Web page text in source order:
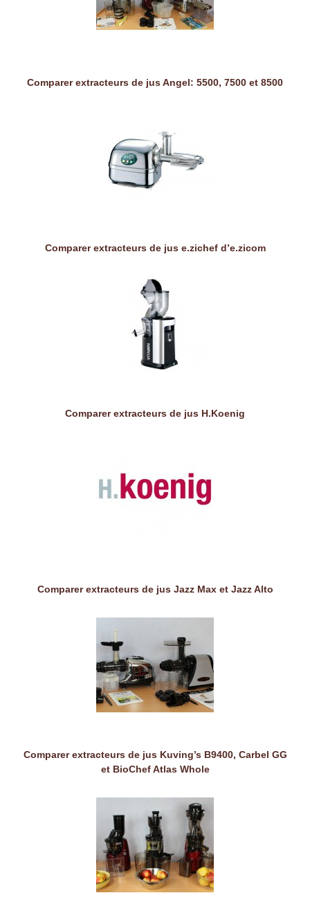
Comparer extracteurs de jus Angel: 5500, 7500 et 8500
Comparer extracteurs de jus e.zichef d’e.zicom
Comparer extracteurs de jus H.Koenig
Comparer extracteurs de jus Jazz Max et Jazz Alto
Comparer extracteurs de jus Kuving’s B9400, Carbel GG
et BioChef Atlas Whole